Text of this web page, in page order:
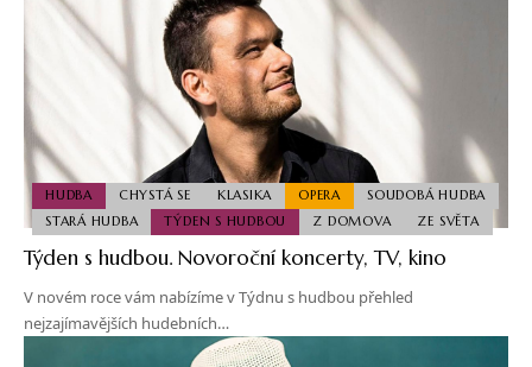
HUDBA CHYSTÁ SE KLASIKA OPERA
SOUDOBÁ HUDBA
STARÁ HUDBA
TÝDEN S HUDBOU Z DOMOVA ZE SVĚTA
Týden s hudbou. Novoroční koncerty, TV, kino
V novém roce vám nabízíme v Týdnu s hudbou přehled
nejzajímavějších hudebních…